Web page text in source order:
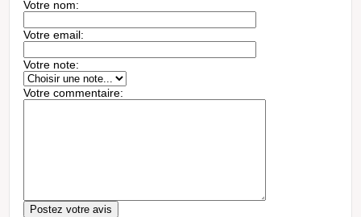
Votre nom:
Votre email:
Votre note:
Votre commentaire: